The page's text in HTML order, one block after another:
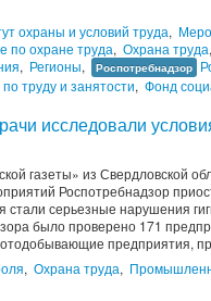
охраны и условий труда,
по охране труда, Охрана труда
, Регионы, Роспотребнадзор
труду и занятости, Фонд
исследовали
газеты» из Свердловской
Роспотребнадзор
стали серьезные нарушения
было проверено 171
предприятия,
, Охрана труда,